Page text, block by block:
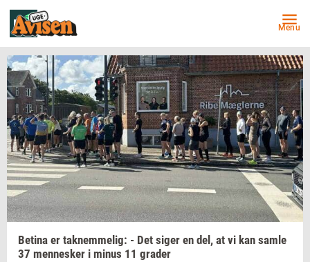
Menu
Be­ti­na er tak­nem­me­lig: - Det siger en del, at vi kan samle
37 men­ne­sker i minus 11 gra­der